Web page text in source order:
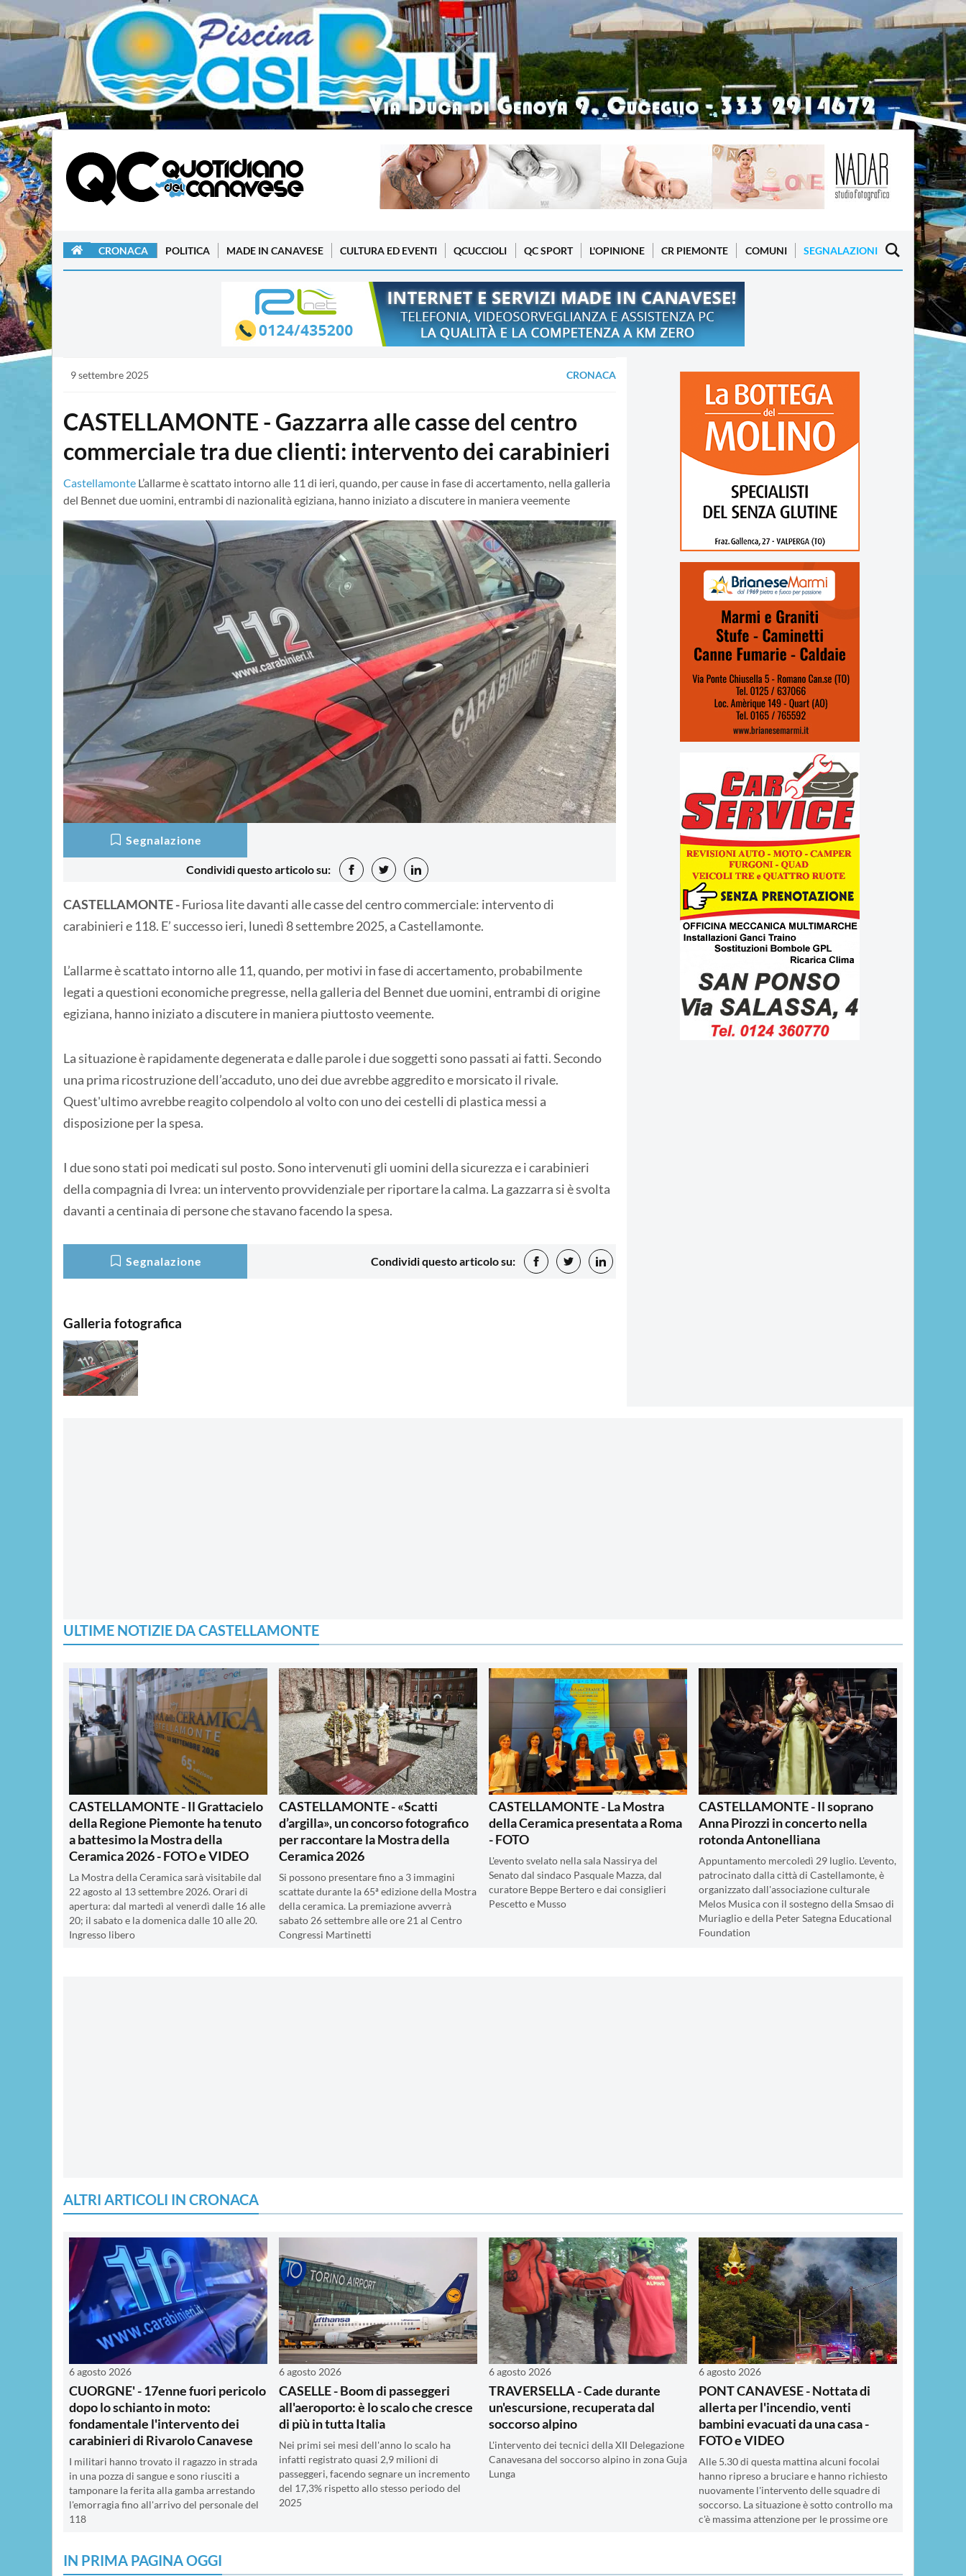
CRONACA POLITICA MADE IN CANAVESE CULTURA ED EVENTI QCUCCIOLI QC SPORT L'OPINIONE CR PIEMONTE COMUNI SEGNALAZIONI
9 settembre 2025 CRONACA
CASTELLAMONTE - Gazzarra alle casse del centro
commerciale tra due clienti: intervento dei carabinieri
Castellamonte L’allarme è scattato intorno alle 11 di ieri, quando, per cause in fase di accertamento, nella galleria
del Bennet due uomini, entrambi di nazionalità egiziana, hanno iniziato a discutere in maniera veemente
Segnalazione
Condividi questo articolo su:
CASTELLAMONTE -Furiosa lite davanti alle casse del centro commerciale: intervento di
carabinieri e 118. E’ successo ieri, lunedì 8 settembre 2025, a Castellamonte.
L’allarme è scattato intorno alle 11, quando, per motivi in fase di accertamento, probabilmente
legati a questioni economiche pregresse, nella galleria del Bennet due uomini, entrambi di origine
egiziana, hanno iniziato a discutere in maniera piuttosto veemente.
La situazione è rapidamente degenerata e dalle parole i due soggetti sono passati ai fatti. Secondo
una prima ricostruzione dell’accaduto, uno dei due avrebbe aggredito e morsicato il rivale.
Quest'ultimo avrebbe reagito colpendolo al volto con uno dei cestelli di plastica messi a
disposizione per la spesa.
I due sono stati poi medicati sul posto. Sono intervenuti gli uomini della sicurezza e i carabinieri
della compagnia di Ivrea: un intervento provvidenziale per riportare la calma. La gazzarra si è svolta
davanti a centinaia di persone che stavano facendo la spesa.
Segnalazione Condividi questo articolo su:
Galleria fotografica
ULTIME NOTIZIE DA CASTELLAMONTE
CASTELLAMONTE - Il Grattacielo
della Regione Piemonte ha tenuto
a battesimo la Mostra della
Ceramica 2026 - FOTO e VIDEO
La Mostra della Ceramica sarà visitabile dal
22 agosto al 13 settembre 2026. Orari di
apertura: dal martedì al venerdì dalle 16 alle
20; il sabato e la domenica dalle 10 alle 20.
Ingresso libero
CASTELLAMONTE - «Scatti
d’argilla», un concorso fotografico
per raccontare la Mostra della
Ceramica 2026
Si possono presentare fino a 3 immagini
scattate durante la 65ª edizione della Mostra
della ceramica. La premiazione avverrà
sabato 26 settembre alle ore 21 al Centro
Congressi Martinetti
CASTELLAMONTE - La Mostra
della Ceramica presentata a Roma
- FOTO
L'evento svelato nella sala Nassirya del
Senato dal sindaco Pasquale Mazza, dal
curatore Beppe Bertero e dai consiglieri
Pescetto e Musso
CASTELLAMONTE - Il soprano
Anna Pirozzi in concerto nella
rotonda Antonelliana
Appuntamento mercoledì 29 luglio. L'evento,
patrocinato dalla città di Castellamonte, è
organizzato dall'associazione culturale
Melos Musica con il sostegno della Smsao di
Muriaglio e della Peter Sategna Educational
Foundation
ALTRI ARTICOLI IN CRONACA
6 agosto 2026
CUORGNE' - 17enne fuori pericolo
dopo lo schianto in moto:
fondamentale l'intervento dei
carabinieri di Rivarolo Canavese
I militari hanno trovato il ragazzo in strada
in una pozza di sangue e sono riusciti a
tamponare la ferita alla gamba arrestando
l'emorragia fino all'arrivo del personale del
118
6 agosto 2026
CASELLE - Boom di passeggeri
all'aeroporto: è lo scalo che cresce
di più in tutta Italia
Nei primi sei mesi dell'anno lo scalo ha
infatti registrato quasi 2,9 milioni di
passeggeri, facendo segnare un incremento
del 17,3% rispetto allo stesso periodo del
2025
6 agosto 2026
TRAVERSELLA - Cade durante
un'escursione, recuperata dal
soccorso alpino
L'intervento dei tecnici della XII Delegazione
Canavesana del soccorso alpino in zona Guja
Lunga
6 agosto 2026
PONT CANAVESE - Nottata di
allerta per l'incendio, venti
bambini evacuati da una casa -
FOTO e VIDEO
Alle 5.30 di questa mattina alcuni focolai
hanno ripreso a bruciare e hanno richiesto
nuovamente l'intervento delle squadre di
soccorso. La situazione è sotto controllo ma
c'è massima attenzione per le prossime ore
IN PRIMA PAGINA OGGI